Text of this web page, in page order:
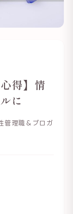
得】情
に
管理職＆ブロガ